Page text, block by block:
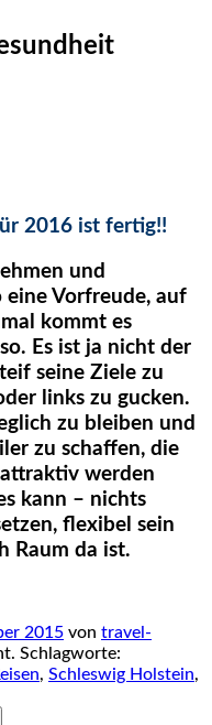
2016 ist fertig!!
und
eine Vorfreude, auf
kommt es
Es ist ja nicht der
seine Ziele zu
links zu gucken.
zu bleiben und
zu schaffen, die
werden
kann – nichts
flexibel sein
Raum da ist.
2015 von travel-
Schlagworte:
, Schleswig Holstein,